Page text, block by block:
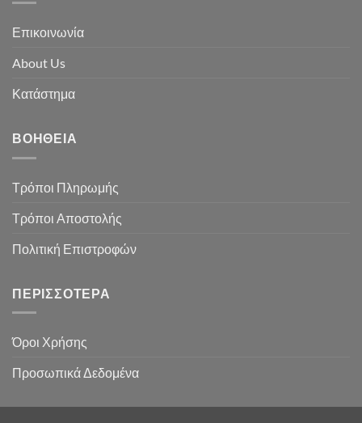
Επικοινωνία
About Us
Κατάστημα
ΒΟΉΘΕΙΑ
Τρόποι Πληρωμής
Τρόποι Αποστολής
Πολιτική Επιστροφών
ΠΕΡΙΣΣΌΤΕΡΑ
Όροι Χρήσης
Προσωπικά Δεδομένα